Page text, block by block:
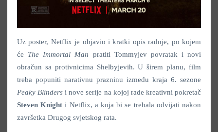
Uz poster, Netflix je objavio i kratki opis radnje, po kojem
će The Immortal Man pratiti Tommyjev povratak i novi
obračun sa protivnicima Shelbyjevih. U širem planu, film
treba popuniti narativnu prazninu između kraja 6. sezone
Peaky Blindersi nove serije na kojoj rade kreativni pokretač
Steven Knighti Netflix, a koja bi se trebala odvijati nakon
završetka Drugog svjetskog rata.